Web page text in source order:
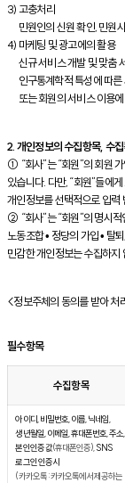
3) 고충처리
민원인의 신원 확인, 민원
4) 마케팅 및 광고에의 활용
신규 서비스 개발 및 맞춤
인구통계학적 특성에 따
또는 회원의 서비스 이용
2. 개인정보의 수집항목, 수
① “회사”는 “회원”의 회원
있습니다. 다만, “회원”들에
개인정보를 선택적으로 입력
② “회사”는 “회원”의 명시적
노동조합 • 정당의 가입 • 탈
민감한 개인정보는 수집하지
<정보주체의 동의를 받아 처
필수항목
수집항목
아이디, 비밀번호, 이름, 닉네임,
생년월일, 이메일, 휴대폰번호, 주소,
본인인증 값(휴대폰인증),SNS
로그인 인증시
(카카오톡 : 카카오톡에서 제공하는